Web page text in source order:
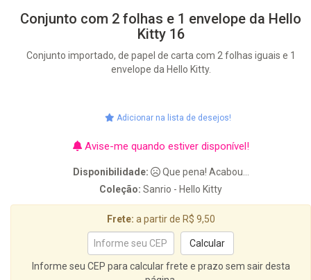
Conjunto com 2 folhas e 1 envelope da Hello
Kitty 16
Conjunto importado, de papel de carta com 2 folhas iguais e 1
envelope da Hello Kitty.
Adicionar na lista de desejos!
Avise-me quando estiver disponível!
Disponibilidade:
Que pena! Acabou...
Coleção: Sanrio - Hello Kitty
Frete: a partir de R$ 9,50
Informe seu CEP para calcular frete e prazo sem sair desta